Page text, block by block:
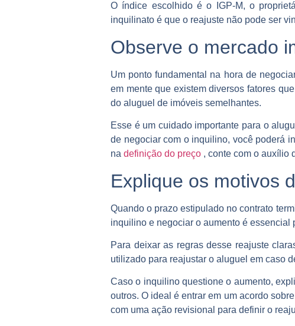
O índice escolhido é o IGP-M, o
inquilinato é que o reajuste não pode ser
Observe o mercado
Um ponto fundamental na hora de
em mente que existem diversos fatores
do aluguel de imóveis semelhantes.
Esse é um cuidado importante para o
de negociar com o inquilino, você poderá
na definição do preço , conte com o auxílio
Explique os motivos
Quando o prazo estipulado no contrato
inquilino e negociar o aumento é essencial
Para deixar as regras desse reajuste
utilizado para reajustar o aluguel em caso
Caso o inquilino questione o aumento,
outros. O ideal é entrar em um acordo
com uma ação revisional para definir o